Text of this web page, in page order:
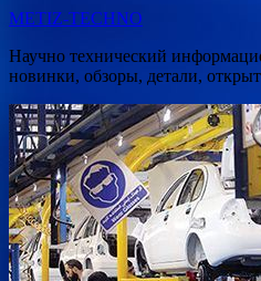
METIZ-TECHNO
Научно технический
новинки, обзоры, детали,